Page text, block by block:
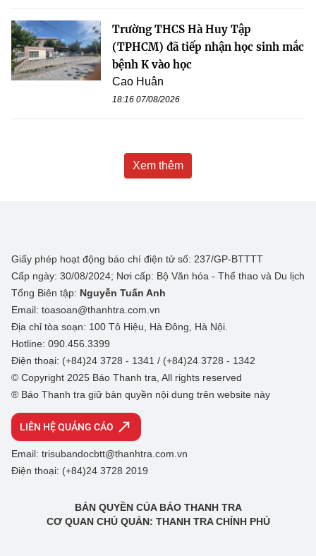
Trường THCS Hà Huy Tập
(TPHCM) đã tiếp nhận học sinh mắc
bệnh K vào học
Cao Huân
18:16 07/08/2026
Xem thêm
Giấy phép hoạt động báo chí điện tử số: 237/GP-BTTTT
Cấp ngày: 30/08/2024; Nơi cấp: Bộ Văn hóa - Thể thao và Du lịch
Tổng Biên tập: Nguyễn Tuấn Anh
Email: toasoan@thanhtra.com.vn
Địa chỉ tòa soạn: 100 Tô Hiệu, Hà Đông, Hà Nội.
Hotline: 090.456.3399
Điện thoại: (+84)24 3728 - 1341 / (+84)24 3728 - 1342
© Copyright 2025 Báo Thanh tra, All rights reserved
® Báo Thanh tra giữ bản quyền nội dung trên website này
LIÊN HỆ QUẢNG CÁO
Email: trisubandocbtt@thanhtra.com.vn
Điện thoại: (+84)24 3728 2019
BẢN QUYỀN CỦA BÁO THANH TRA
CƠ QUAN CHỦ QUẢN: THANH TRA CHÍNH PHỦ